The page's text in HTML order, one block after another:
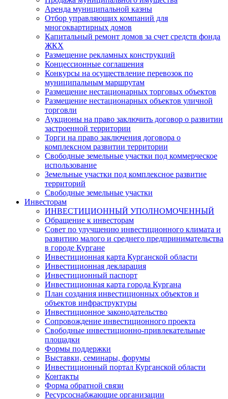
Аренда муниципальной казны
Отбор управляющих компаний для
многоквартирных домов
Капитальный ремонт домов за счет средств фонда
ЖКХ
Размещение рекламных конструкций
Концессионные соглашения
Конкурсы на осуществление перевозок по
муниципальным маршрутам
Размещение нестационарных торговых объектов
Размещение нестационарных объектов уличной
торговли
Аукционы на право заключить договор о развитии
застроенной территории
Торги на право заключения договора о
комплексном развитии территории
Свободные земельные участки под коммерческое
использование
Земельные участки под комплексное развитие
территорий
Свободные земельные участки
Инвесторам
ИНВЕСТИЦИОННЫЙ УПОЛНОМОЧЕННЫЙ
Обращение к инвесторам
Совет по улучшению инвестиционного климата и
развитию малого и среднего предпринимательства
в городе Кургане
Инвестиционная карта Курганской области
Инвестиционная декларация
Инвестиционный паспорт
Инвестиционная карта города Кургана
План создания инвестиционных объектов и
объектов инфраструктуры
Инвестиционное законодательство
Сопровождение инвестиционного проекта
Свободные инвестиционно-привлекательные
площадки
Формы поддержки
Выставки, семинары, форумы
Инвестиционный портал Курганской области
Контакты
Форма обратной связи
Ресурсоснабжающие организации